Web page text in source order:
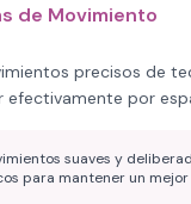
de Movimiento
precisos de
efectivamente por
suaves y
para mantener un